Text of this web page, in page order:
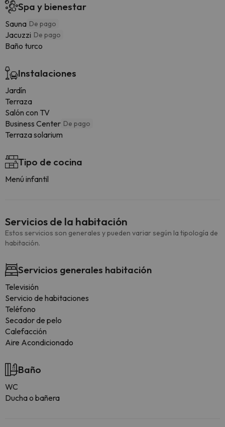
Spa y bienestar
Sauna De pago
Jacuzzi De pago
Baño turco
Instalaciones
Jardín
Terraza
Salón con TV
Business Center De pago
Terraza solarium
Tipo de cocina
Menú infantil
Servicios de la habitación
Estos servicios son generales y pueden variar según la tipología de
habitación.
Servicios generales habitación
Televisión
Servicio de habitaciones
Teléfono
Secador de pelo
Calefacción
Aire Acondicionado
Baño
WC
Ducha o bañera